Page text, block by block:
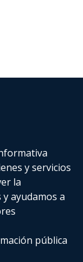
y servicios
la
y ayudamos a
pública